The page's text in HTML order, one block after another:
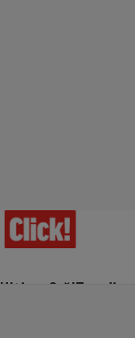
Ultima Oră!Trending